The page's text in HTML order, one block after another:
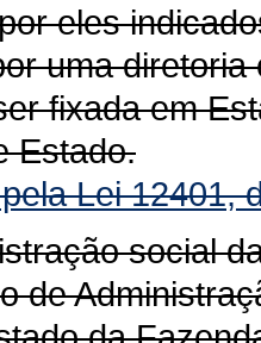
eles
uma
fixada em
Estado.
Lei 12401,
social
de